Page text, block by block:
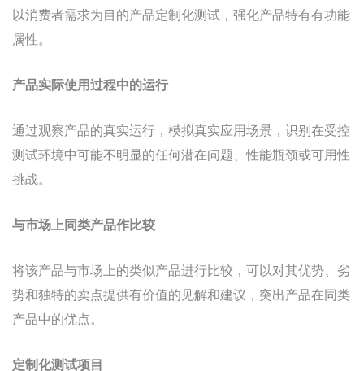
以消费者需求为目的产品定制化测试，强化产品特有有功能
属性。
产品实际使用过程中的运行
通过观察产品的真实运行，模拟真实应用场景，识别在受控
测试环境中可能不明显的任何潜在问题、性能瓶颈或可用性
挑战。
与市场上同类产品作比较
将该产品与市场上的类似产品进行比较，可以对其优势、劣
势和独特的卖点提供有价值的见解和建议，突出产品在同类
产品中的优点。
定制化测试项目